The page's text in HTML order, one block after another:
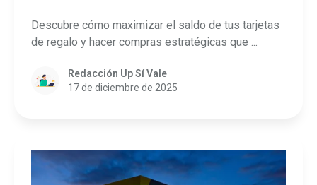
Descubre cómo maximizar el saldo de tus tarjetas
de regalo y hacer compras estratégicas que ...
Redacción Up Sí Vale
17 de diciembre de 2025